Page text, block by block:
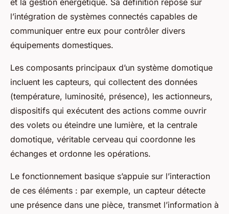
et la gestion énergétique. Sa définition repose sur
l’intégration de systèmes connectés capables de
communiquer entre eux pour contrôler divers
équipements domestiques.
Les composants principaux d’un système domotique
incluent les capteurs, qui collectent des données
(température, luminosité, présence), les actionneurs,
dispositifs qui exécutent des actions comme ouvrir
des volets ou éteindre une lumière, et la centrale
domotique, véritable cerveau qui coordonne les
échanges et ordonne les opérations.
Le fonctionnement basique s’appuie sur l’interaction
de ces éléments : par exemple, un capteur détecte
une présence dans une pièce, transmet l’information à